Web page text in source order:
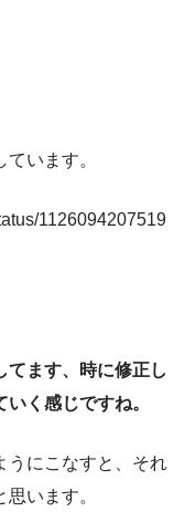
います。
1126094207519
てます、時に修正し
く感じですね。
うにこなすと、それ
います。